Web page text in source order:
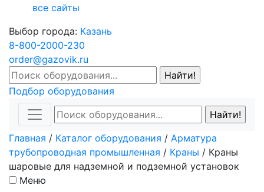
все сайты
Выбор города: Казань
8-800-2000-230
order@gazovik.ru
Подбор оборудования
Главная / Каталог оборудования / Арматура
трубопроводная промышленная / Краны / Краны
шаровые для надземной и подземной установок
Меню